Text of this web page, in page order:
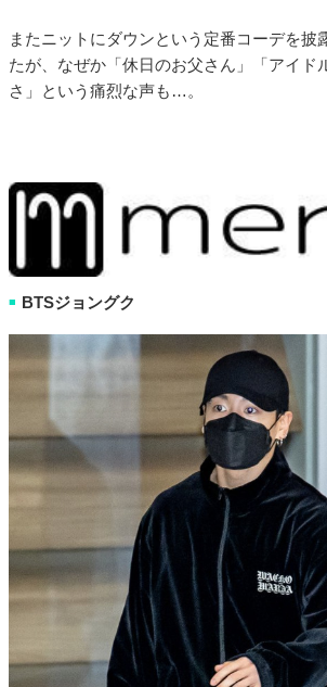
またニットにダウンという定番コーデを披
たが、なぜか「休日のお父さん」「アイド
さ」という痛烈な声も…。
■ BTSジョングク